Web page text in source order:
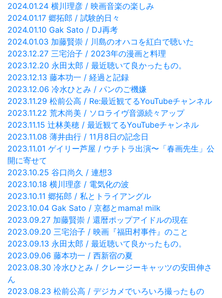
2024.01.24 横川理彦 / 映画音楽の楽しみ
2024.01.17 郷拓郎 / 試験的日々
2024.01.10 Gak Sato / DJ再考
2024.01.03 加藤賢崇 / 川島のオハコを紅白で聴いた
2023.12.27 三宅治子 / 2023年の漫画と料理
2023.12.20 永田太郎 / 最近聴いて良かったもの。
2023.12.13 藤本功一 / 経過と記録
2023.12.06 冷水ひとみ / パンのご機嫌
2023.11.29 松前公高 / Re:最近観てるYouTubeチャンネル
2023.11.22 荒木尚美 / ソロライヴ音源続々アップ
2023.11.15 辻林美穂 / 最近観てるYouTubeチャンネル
2023.11.08 薄井由行 / 11月8日の記念日
2023.11.01 ゲイリー芦屋 / ウチトラ出演〜「春画先生」公
開に寄せて
2023.10.25 谷口尚久 / 連想3
2023.10.18 横川理彦 / 電気化の波
2023.10.11 郷拓郎 / 私とトライアングル
2023.10.04 Gak Sato / 京都とmama! milk
2023.09.27 加藤賢崇 / 還暦ポップアイドルの現在
2023.09.20 三宅治子 / 映画『福田村事件』のこと
2023.09.13 永田太郎 / 最近聴いて良かったもの。
2023.09.06 藤本功一 / 西新宿の夏
2023.08.30 冷水ひとみ / クレージーキャッツの安田伸さ
ん
2023.08.23 松前公高 / デジカメでいろいろ撮ったもの